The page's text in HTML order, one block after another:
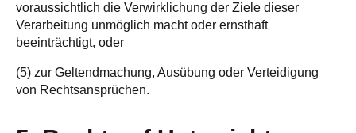
voraussichtlich die Verwirklichung der Ziele dieser
Verarbeitung unmöglich macht oder ernsthaft
beeinträchtigt, oder
(5) zur Geltendmachung, Ausübung oder Verteidigung
von Rechtsansprüchen.